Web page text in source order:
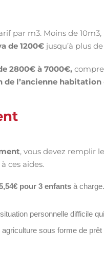
par m3. Moins de
de 1200€ jusqu’à plus
2800€ à 7000€,
de l’ancienne habitation
, vous devez remplir
ces aides.
pour 3 enfants à
personnelle difficile
sous forme de